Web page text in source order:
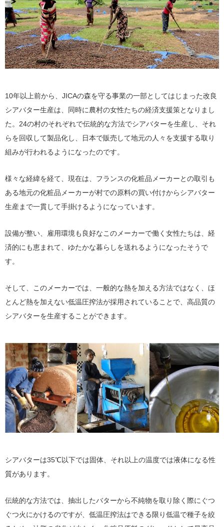
10年以上前から、JICAの森を守る事業の一部としてはじまった改良
シアバター生産は、同時に農村の女性たちの経済支援策となりまし
た。24の村のそれぞれで伝統的な方法でシアバターを生産し、それ
らを回収して製品化し、日本で販売して地元の人々を支援する取り
組みが行われるようになったのです。
様々な経緯を経て、現在は、フランスの化粧品メーカーとの取引も
ある地元の化粧品メーカーが村での原料の買い付けからシアバター
生産まで一貫して手掛けるようになっています。
設備が整い、雇用環境も良好なこのメーカーで働く女性たちは、経
済的にも恵まれて、ゆたかな暮らしを送れるようになったそうで
す。
そして、このメーカーでは、一般的な熱を加える方法ではなく、ほ
とんど熱を加えない低温圧搾法が採用されていることで、高品質の
シアバターを生産することができます。
シアバターは35℃以下では固体、それ以上の温度では液体になる性
質があります。
伝統的な方法では、抽出したバターから不純物を取り除く際にぐつ
ぐつ火にかけるのですが、低温圧搾法はできる限り低温で種子を絞